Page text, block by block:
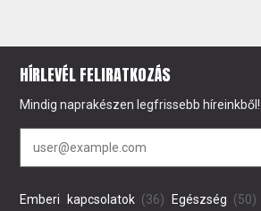
HÍRLEVÉL FELIRATKOZÁS
Mindig naprakészen legfrissebb híreinkből!
Emberi kapcsolatok(36) Egészség (50)